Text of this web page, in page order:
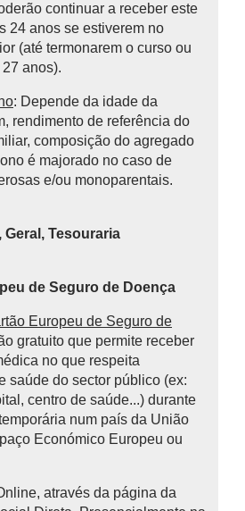
continuar a receber este
24 anos se estiverem no
(até termonarem o curso ou
anos).
: Depende da idade da
rendimento de referência do
composição do agregado
é majorado no caso de
e/ou monoparentais.
Geral, Tesouraria
de Seguro de Doença
Europeu de Seguro de
gratuito que permite receber
no que respeita
saúde do sector público (ex:
centro de saúde...) durante
num país da União
Económico Europeu ou
através da página da